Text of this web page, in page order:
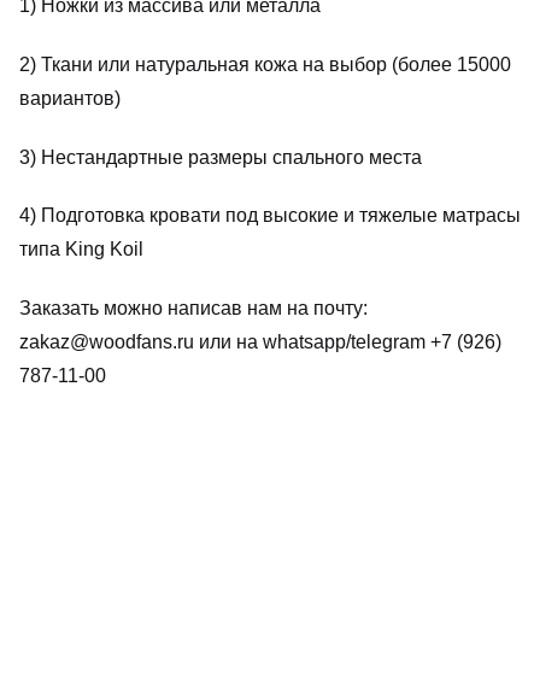
1) Ножки из массива или металла
2) Ткани или натуральная кожа на выбор (более 15000
вариантов)
3) Нестандартные размеры спального места
4) Подготовка кровати под высокие и тяжелые матрасы
типа King Koil
Заказать можно написав нам на почту:
zakaz@woodfans.ru или на whatsapp/telegram +7 (926)
787-11-00